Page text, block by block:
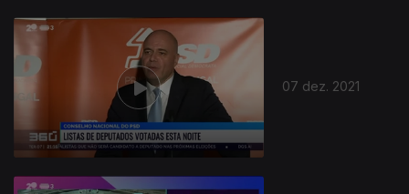
07 dez. 2021